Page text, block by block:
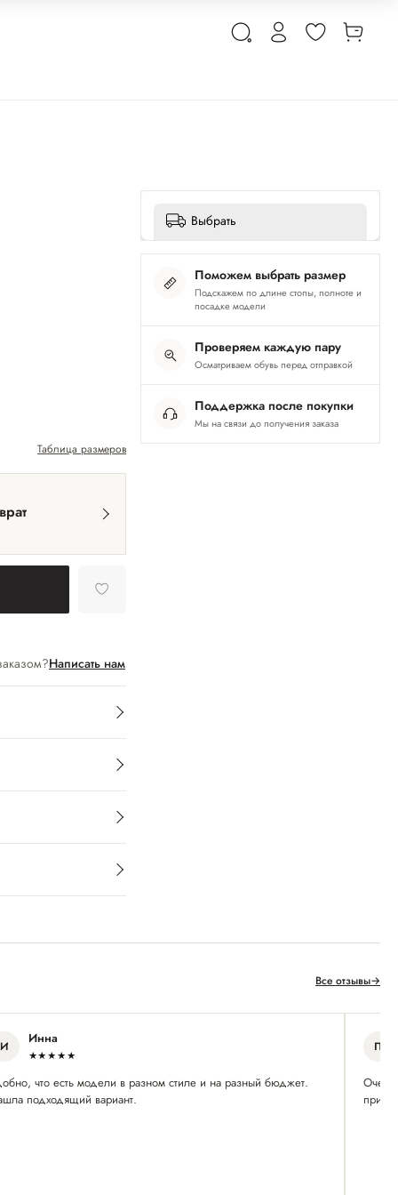
Таблица размеров
Написать нам
Выбрать
Поможем выбрать размер
Подскажем по длине стопы, полноте и
посадке модели
Проверяем каждую пару
Осматриваем обувь перед отправкой
Поддержка после покупки
Мы на связи до получения заказа
Все отзывы→
И Инна
★★★★★
что есть модели в разном стиле и на разный бюджет.
подходящий вариант.
П
Очень